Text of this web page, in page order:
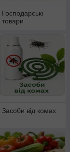
Господарські
товари
Засоби від комах